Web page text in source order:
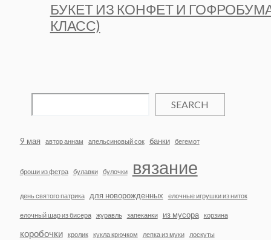
БУКЕТ ИЗ КОНФЕТ И
КЛАСС)
SEARCH
9 мая автор аннам апельсиновый сок банки бегемот
броши из фетра булавки булочки вязание
день святого патрика для новорожденных елочные игрушки из ниток
елочный шар из бисера журавль запеканки из мусора корзина
коробочки кролик кукла крючком лепка из муки лоскуты